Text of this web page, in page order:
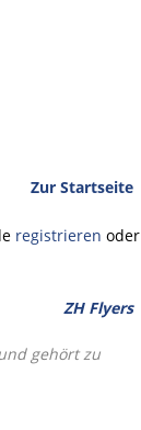
Zur Startseite
registrieren oder
ZH Flyers
gehört zu